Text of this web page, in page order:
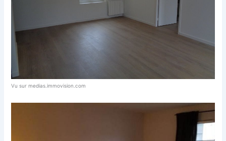
Vu sur medias.immovision.com